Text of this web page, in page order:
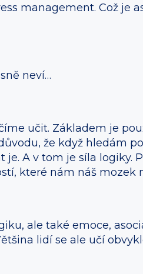
management. Což je
neví…
učit. Základem je
že když hledám
A v tom je síla logiky.
které nám náš mozek
ale také emoce,
lidí se ale učí